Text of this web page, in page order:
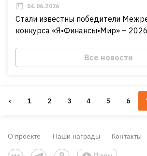
04.06.2026
Стали известны победители
конкурса «Я•Финансы•Мир» – 2026
Все новости
‹ 1 2 3 4 5 6
О проекте Наши награды Контакты